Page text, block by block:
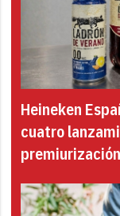
Heineken
cuatro
premiurización